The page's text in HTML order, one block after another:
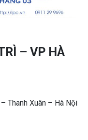
– VP HÀ
Thanh Xuân – Hà Nội